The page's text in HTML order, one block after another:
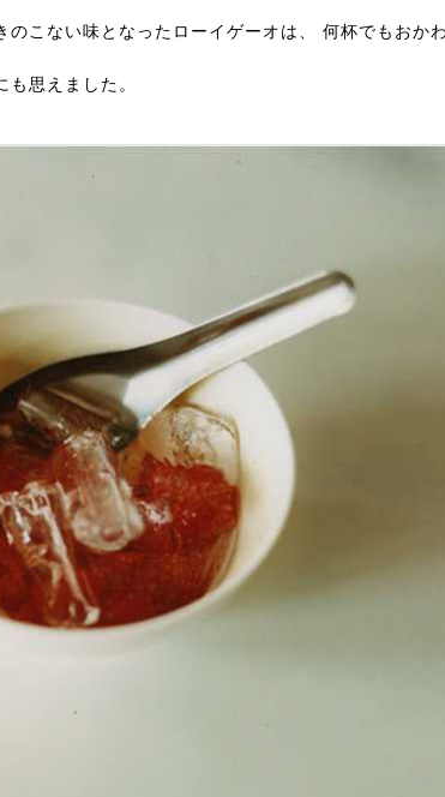
こない味となったローイゲーオは、 何杯でもおか
思えました。